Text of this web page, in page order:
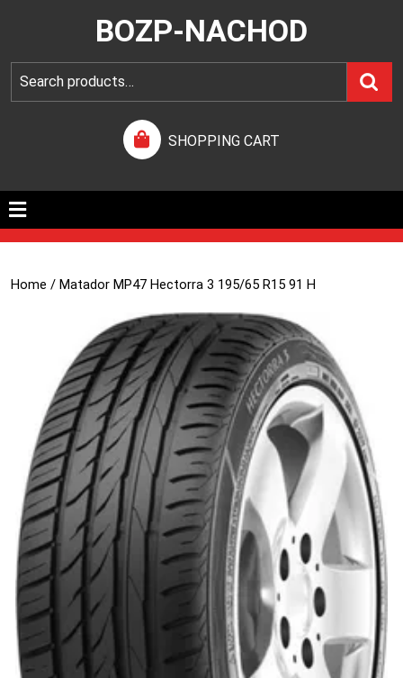
BOZP-NACHOD
SHOPPING CART
Home / Matador MP47 Hectorra 3 195/65 R15 91 H